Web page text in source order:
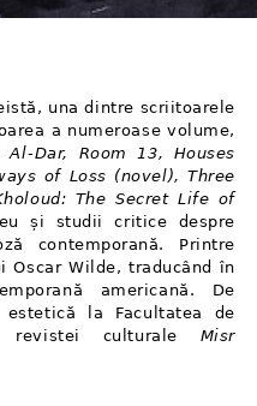
una dintre scriitoarele
a numeroase volume,
Al⁠-⁠Dar, Room 13, Houses
of Loss (novel), Three
The Secret Life of
și studii critice despre
contemporană. Printre
Wilde, traducând în
americană. De
la Facultatea de
revistei culturale Misr